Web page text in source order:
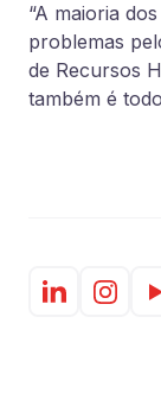
“A maioria
problemas
de Recursos
também é